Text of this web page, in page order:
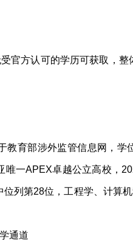
官方认可的学历可获取，整
育部涉外监管信息网，学
一APEX卓越公立高校，
列第28位，工程学、计算